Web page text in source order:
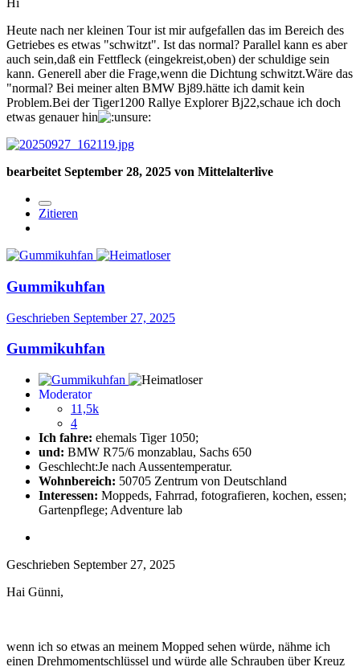
Hi
Heute nach ner kleinen Tour ist mir aufgefallen das im Bereich des
Getriebes es etwas "schwitzt". Ist das normal? Parallel kann es aber
auch sein,daß ein Fettfleck (eingekreist,oben) der schuldige sein
kann. Generell aber die Frage,wenn die Dichtung schwitzt.Wäre das
"normal? Bei meiner alten BMW Bj89.hätte ich damit kein
Problem.Bei der Tiger1200 Rallye Explorer Bj22,schaue ich doch
etwas genauer hin
bearbeitet September 28, 2025 von Mittelalterlive
Zitieren
Gummikuhfan
Geschrieben September 27, 2025
Gummikuhfan
Moderator
11,5k
4
Ich fahre: ehemals Tiger 1050;
und: BMW R75/6 monzablau, Sachs 650
Geschlecht:Je nach Aussentemperatur.
Wohnbereich: 50705 Zentrum von Deutschland
Interessen: Moppeds, Fahrrad, fotografieren, kochen, essen;
Gartenpflege; Adventure lab
Geschrieben September 27, 2025
Hai Günni,
wenn ich so etwas an meinem Mopped sehen würde, nähme ich
einen Drehmomentschlüssel und würde alle Schrauben über Kreuz